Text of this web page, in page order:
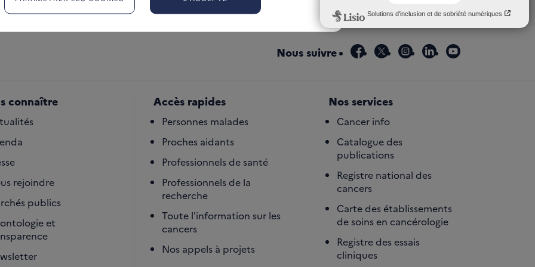
Nous suivre facebook
x instagram
linkedinyoutube
connaître
rejoindre
publics
et
Accès rapides
Personnes malades
Proches aidants
Professionnels de santé
Professionnels de la
recherche
Toute l'information sur les
cancers
Nos appels à projets
Nos services
Cancer info
Catalogue des
publications
Registre national des
cancers
Carte des établissements
de soins en cancérologie
Registre des essais
cliniques